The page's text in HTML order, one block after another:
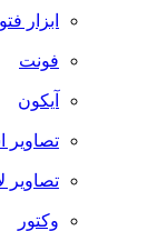
ابزار فتوشاپ
فونت
آیکون
تصاویر استوک
تصاویر لایه باز
وکتور